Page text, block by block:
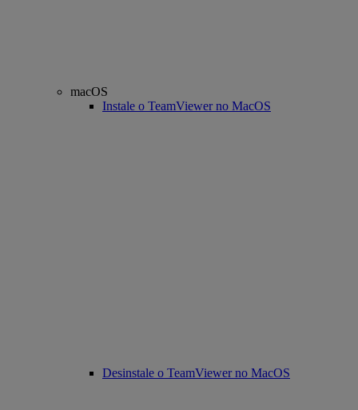
macOS
Instale o TeamViewer no MacOS
Desinstale o TeamViewer no MacOS